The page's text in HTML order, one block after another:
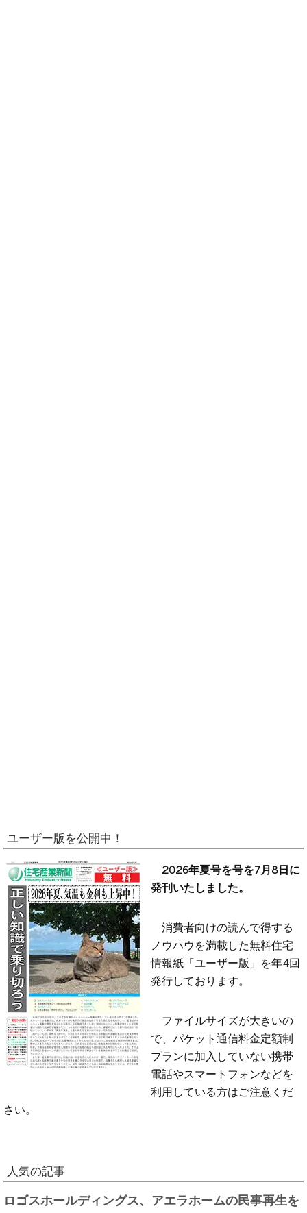
ユーザー版を公開中！
2026年夏号を号を7月8日に
発刊いたしました。
消費者向けの読んで得する
ノウハウを満載した無料住宅
情報紙「ユーザー版」を年4回
発行しております。
ファイルサイズが大きいの
で、パケット通信料金定額制
プランに加入していない携帯
電話やスマートフォンなどを
利用している方はご注意くだ
さい。
人気の記事
ロゴスホールディングス、アエラホームの民事再生を